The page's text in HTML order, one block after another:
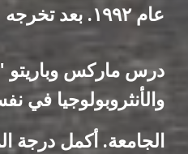
عام ۱۹۹۲. بعد تخرجه
درس ماركس وباريتو
والأنثروبولوجيا في
الجامعة. أكمل درجة